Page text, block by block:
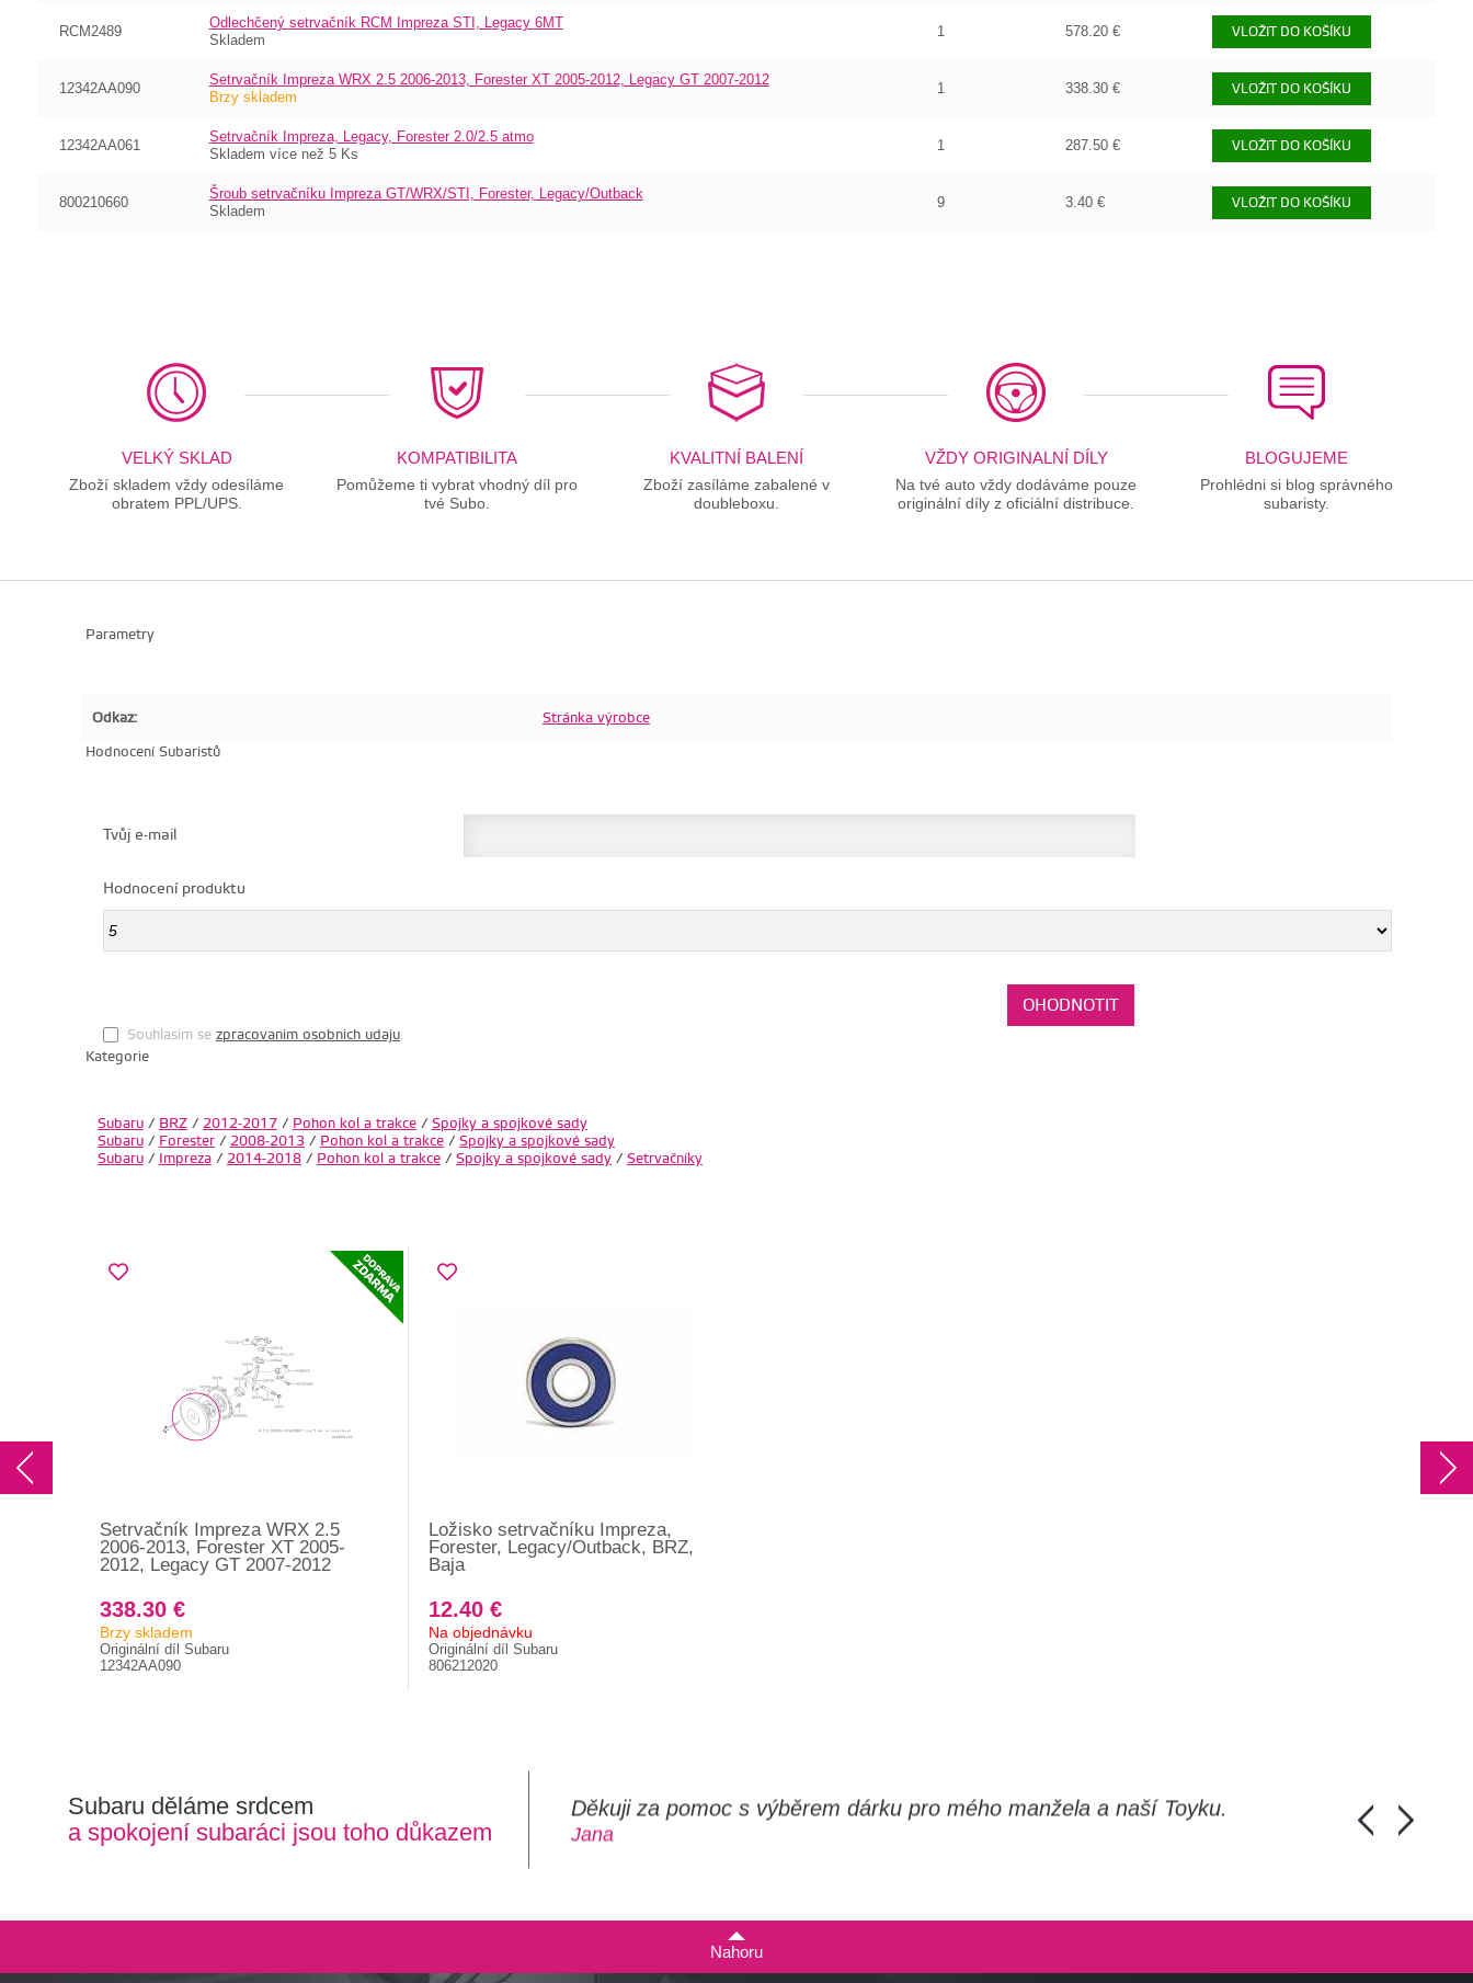
RCM2489
Odlechčený setrvačník RCM Impreza STI, Legacy 6MT
Skladem
1 578.20 € VLOŽIT DO KOŠÍKU
12342AA090
Setrvačník Impreza WRX 2.5 2006-2013, Forester XT 2005-2012, Legacy GT 2007-2012
Brzy skladem
1 338.30 € VLOŽIT DO KOŠÍKU
12342AA061
Setrvačník Impreza, Legacy, Forester 2.0/2.5 atmo
Skladem více než 5 Ks
1 287.50 € VLOŽIT DO KOŠÍKU
800210660
Šroub setrvačníku Impreza GT/WRX/STI, Forester, Legacy/Outback
Skladem
9 3.40 € VLOŽIT DO KOŠÍKU
VELKÝ SKLAD
Zboží skladem vždy odesíláme
obratem PPL/UPS.
KOMPATIBILITA
Pomůžeme ti vybrat vhodný díl pro
tvé Subo.
KVALITNÍ BALENÍ
Zboží zasíláme zabalené v
doubleboxu.
VŽDY ORIGINALNÍ DÍLY
Na tvé auto vždy dodáváme pouze
originální díly z oficiální distribuce.
BLOGUJEME
Prohlédni si blog správného
subaristy.
Parametry
Odkaz:
Stránka výrobce
Hodnocení Subaristů
Tvůj e-mail
Hodnocení produktu
Souhlasim se zpracovanim osobnich udaju.
Kategorie
Subaru/ BRZ/ 2012-2017/ Pohon kol a trakce/ Spojky a spojkové sady
Subaru/ Forester/ 2008-2013/ Pohon kol a trakce/ Spojky a spojkové sady
Subaru/ Impreza/ 2014-2018/ Pohon kol a trakce/ Spojky a spojkové sady/ Setrvačníky
Setrvačník Impreza WRX 2.5
2006-2013, Forester XT 2005-
2012, Legacy GT 2007-2012
338.30 €
Brzy skladem
Originální díl Subaru
12342AA090
Ložisko setrvačníku Impreza,
Forester, Legacy/Outback, BRZ,
Baja
12.40 €
Na objednávku
Originální díl Subaru
806212020
Subaru děláme srdcem
a spokojení subaráci jsou toho důkazem
Děkuji za pomoc s výběrem dárku pro mého manžela a naší Toyku.
Jana
Chlapi, moc
Honza Pánka,
Nahoru